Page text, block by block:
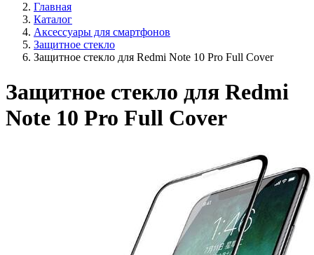
Главная
Каталог
Аксессуары для смартфонов
Защитное стекло
Защитное стекло для Redmi Note 10 Pro Full Cover
Защитное стекло для Redmi
Note 10 Pro Full Cover